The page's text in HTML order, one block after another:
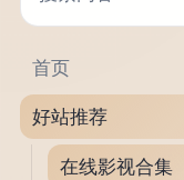
首页
好站推荐
在线影视合集